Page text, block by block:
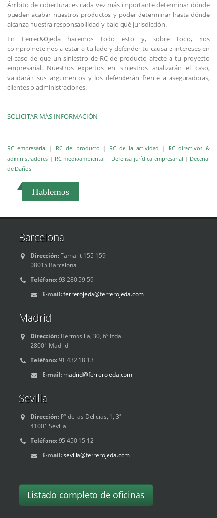
Ámbito de cobertura: es cada vez más importante determinar dónde
pueden acabar nuestros productos y poder determinar hasta dónde
alcanza nuestra responsabilidad y bajo qué jurisdicción.
En Ferrer&Ojeda hacemos todo esto y, sobre todo, nos
comprometemos a estar a tu lado y defender tu causa e intereses en
el caso de que un siniestro de RC de producto afecte a tu proyecto
empresarial. Nuestros expertos en siniestros analizarán el caso,
validarán sus argumentos y los defenderán frente a aseguradoras,
clientes o administraciones.
SOLICITAR MÁS INFORMACIÓN
RC empresarial | RC del producto | RC de la actividad | RC directivos &
administradores | RC medioambiental | Defensa jurídica empresarial | Decenal
de Daños
Hablemos
Barcelona
Dirección:Tamarit 155-159
08015 Barcelona
Teléfono:93 280 59 59
E-mail:ferrerojeda@ferrerojeda.com
Madrid
Dirección: Hermosilla, 30, 6º Izda.
28001 Madrid
Teléfono:91 432 18 13
E-mail: madrid@ferrerojeda.com
Sevilla
Dirección: Pº de las Delicias, 1, 3ª
41001 Sevilla
Teléfono:95 450 15 12
E-mail:sevilla@ferrerojeda.com
Listado completo de oficinas